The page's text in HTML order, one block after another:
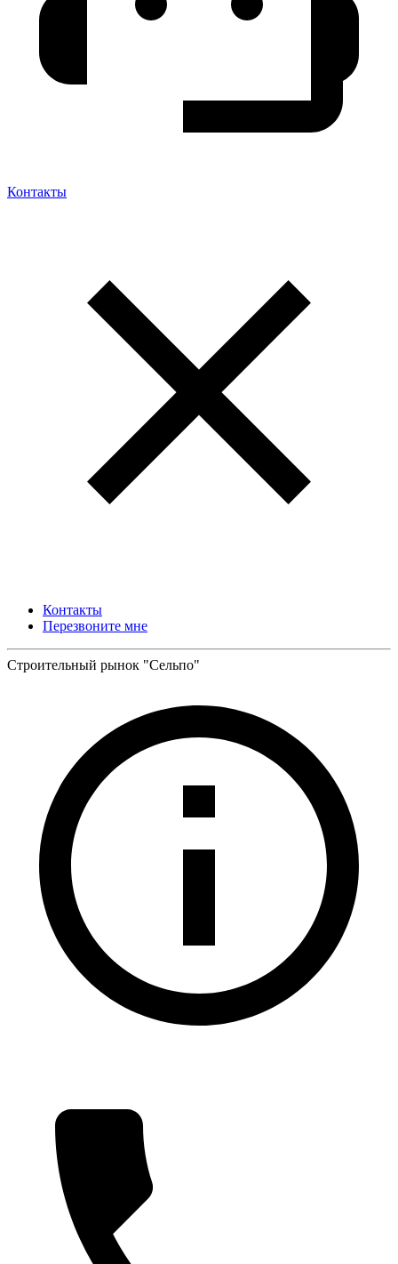
Контакты
Контакты
Перезвоните мне
Строительный рынок "Сельпо"